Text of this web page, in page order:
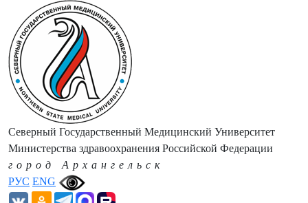
РУС ENG
Северный Государственный Медицинский Университет
Министерства здравоохранения Российской Федерации
город Архангельск